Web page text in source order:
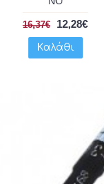
16,37€ 12,28€
Καλάθι